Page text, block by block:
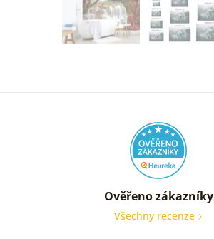
Ověřeno zákazníky
Všechny recenze